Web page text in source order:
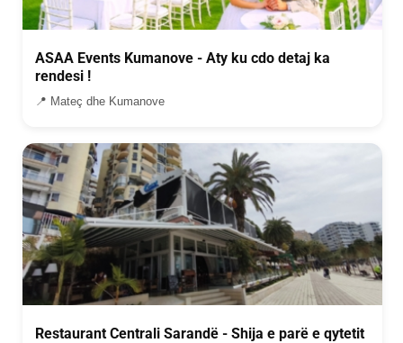
ASAA Events Kumanove - Aty ku cdo detaj ka
rendesi !
📍 Mateç dhe Kumanove
Restaurant Centrali Sarandë - Shija e parë e qytetit